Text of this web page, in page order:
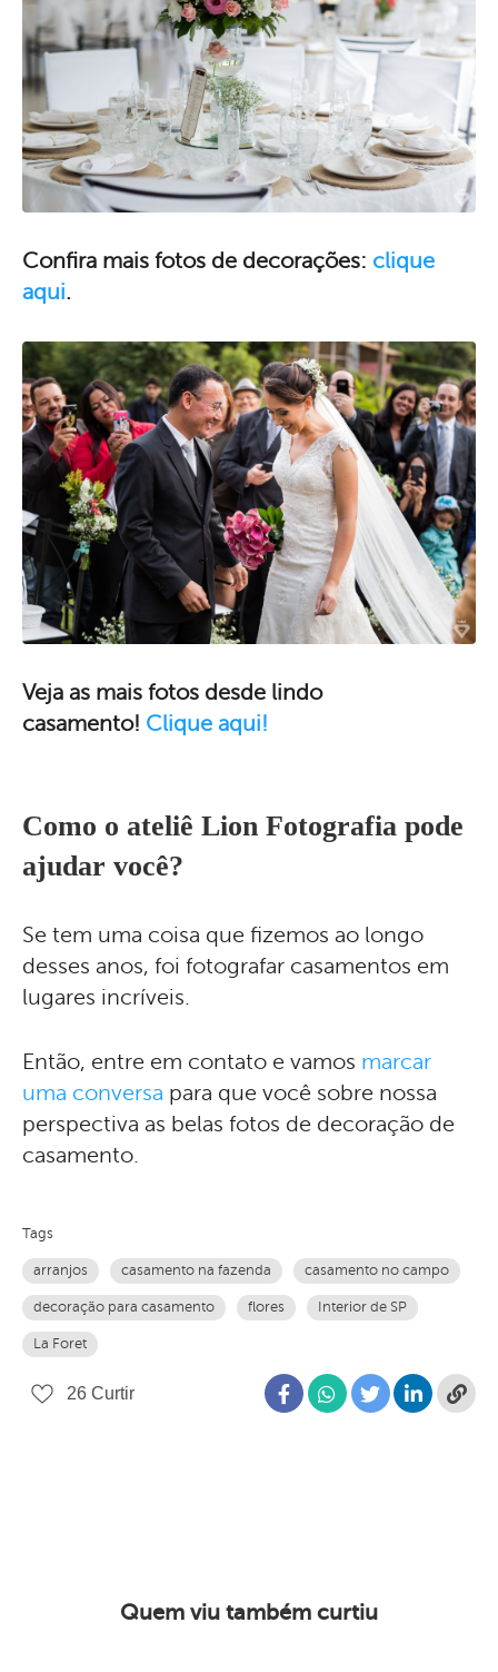
Confira mais fotos de decorações: clique
aqui.
Veja as mais fotos desde lindo
casamento! Clique aqui!
Como o ateliê Lion Fotografia pode
ajudar você?
Se tem uma coisa que fizemos ao longo
desses anos, foi fotografar casamentos em
lugares incríveis.
Então, entre em contato e vamos marcar
uma conversa para que você sobre nossa
perspectiva as belas fotos de decoração de
casamento.
Tags
arranjos casamento na fazenda casamento no campo
decoração para casamento flores Interior de SP
La Foret
26 Curtir
Quem viu também curtiu